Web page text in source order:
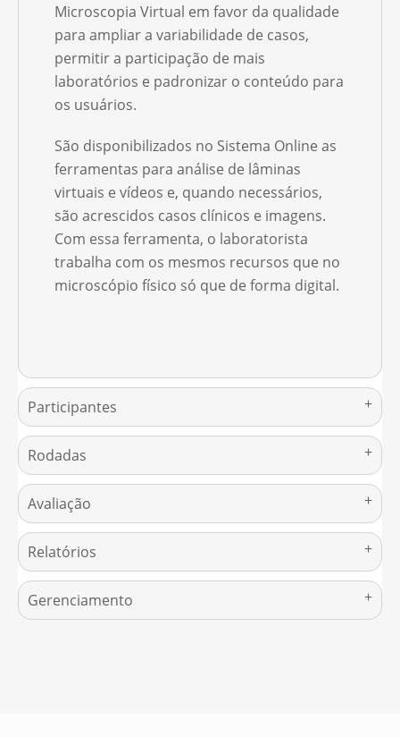
Microscopia Virtual em favor da qualidade
para ampliar a variabilidade de casos,
permitir a participação de mais
laboratórios e padronizar o conteúdo para
os usuários.
São disponibilizados no Sistema Online as
ferramentas para análise de lâminas
virtuais e vídeos e, quando necessários,
são acrescidos casos clínicos e imagens.
Com essa ferramenta, o laboratorista
trabalha com os mesmos recursos que no
microscópio físico só que de forma digital.
Participantes
Rodadas
Avaliação
Relatórios
Gerenciamento